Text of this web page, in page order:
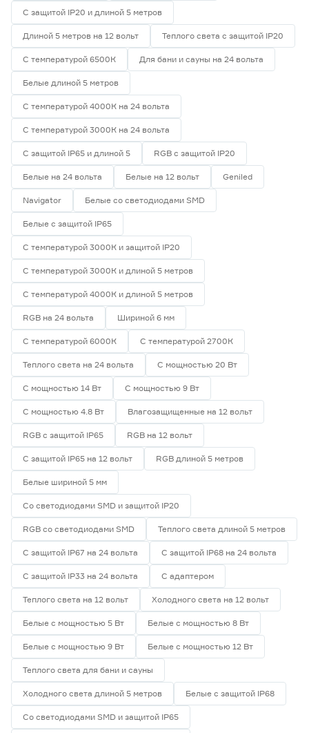
С защитой IP20 и длиной 5 метров
Длиной 5 метров на 12 вольт Теплого света с защитой IP20
С температурой 6500К Для бани и сауны на 24 вольта
Белые длиной 5 метров
С температурой 4000К на 24 вольта
С температурой 3000К на 24 вольта
С защитой IP65 и длиной 5 RGB с защитой IP20
Белые на 24 вольта Белые на 12 вольт Geniled
Navigator Белые со светодиодами SMD
Белые с защитой IP65
С температурой 3000К и защитой IP20
С температурой 3000К и длиной 5 метров
С температурой 4000К и длиной 5 метров
RGB на 24 вольта Шириной 6 мм
С температурой 6000К С температурой 2700К
Теплого света на 24 вольта С мощностью 20 Вт
С мощностью 14 Вт С мощностью 9 Вт
С мощностью 4.8 Вт Влагозащищенные на 12 вольт
RGB с защитой IP65 RGB на 12 вольт
С защитой IP65 на 12 вольт RGB длиной 5 метров
Белые шириной 5 мм
Со светодиодами SMD и защитой IP20
RGB со светодиодами SMD Теплого света длиной 5 метров
С защитой IP67 на 24 вольта С защитой IP68 на 24 вольта
С защитой IP33 на 24 вольта С адаптером
Теплого света на 12 вольт Холодного света на 12 вольт
Белые с мощностью 5 Вт Белые с мощностью 8 Вт
Белые с мощностью 9 Вт Белые с мощностью 12 Вт
Теплого света для бани и сауны
Холодного света длиной 5 метров Белые с защитой IP68
Со светодиодами SMD и защитой IP65